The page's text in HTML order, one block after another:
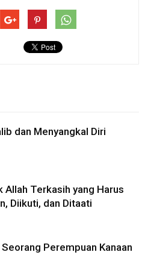
dan Menyangkal Diri
Allah Terkasih yang Harus
Diikuti, dan Ditaati
Perempuan Kanaan